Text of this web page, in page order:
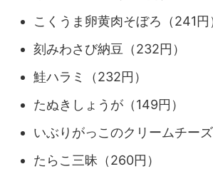
こくうま卵黄肉そぼろ（241円
刻みわさび納豆（232円）
鮭ハラミ（232円）
たぬきしょうが（149円）
いぶりがっこのクリームチーズ
たらこ三昧（260円）